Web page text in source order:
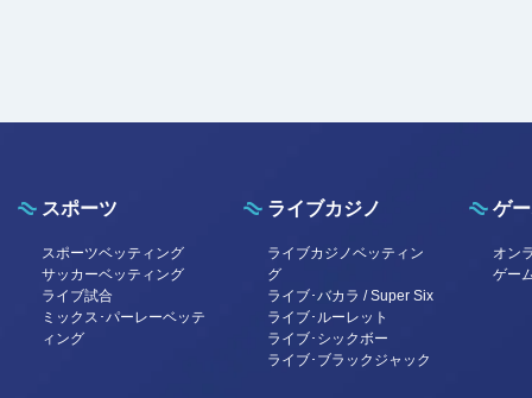
スポーツ
スポーツベッティング
サッカーベッティング
ライブ試合
ミックス･パーレーベッテ
ィング
ライブカジノ
ライブカジノベッティン
グ
ライブ･バカラ / Super Six
ライブ･ルーレット
ライブ･シックボー
ライブ･ブラックジャック
ゲ
オン
ゲー